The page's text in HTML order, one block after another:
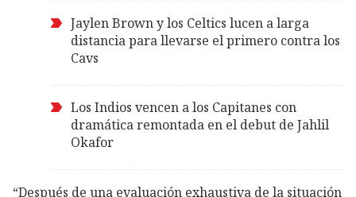
Jaylen Brown y los Celtics lucen a larga
distancia para llevarse el primero contra los
Cavs
Los Indios vencen a los Capitanes con
dramática remontada en el debut de Jahlil
Okafor
“Después de una evaluación exhaustiva de la situación